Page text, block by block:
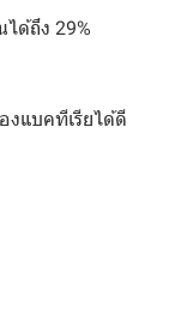
ด้ถึง 29%
งแบคทีเรียได้ดี